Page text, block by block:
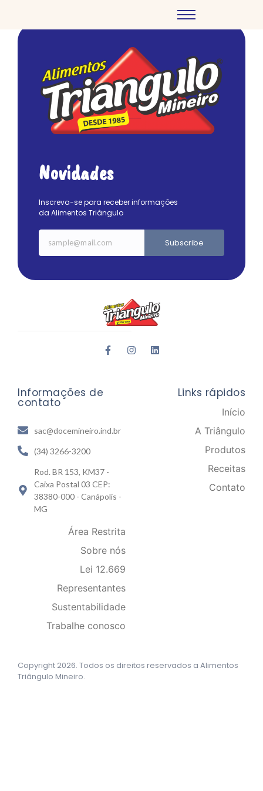
Novidades
Inscreva-se para receber informações
da Alimentos Triângulo
Subscribe
Informações de
contato
sac@docemineiro.ind.br
(34) 3266-3200
Rod. BR 153, KM37 -
Caixa Postal 03 CEP:
38380-000 - Canápolis -
MG
Links rápidos
Início
A Triângulo
Produtos
Receitas
Contato
Área Restrita
Sobre nós
Lei 12.669
Representantes
Sustentabilidade
Trabalhe conosco
Copyright 2026. Todos os direitos reservados a Alimentos
Triângulo Mineiro.